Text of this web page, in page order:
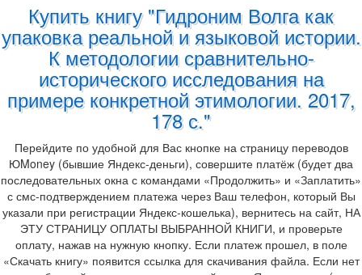
Купить книгу "Гидроним Волга как
упаковка реальной и языковой истории.
К методологии сравнительно-
исторического исследования на
примере конкретной этимологии. 2017,
178 с."
Перейдите по удобной для Вас кнопке на страницу переводов
ЮMoney (бывшие Яндекс-деньги), совершите платёж (будет два
последовательных окна с командами «Продолжить» и «Заплатить»
с смс-подтверждением платежа через Ваш телефон, который Вы
указали при регистрации Яндекс-кошелька), вернитесь на сайт, НА
ЭТУ СТРАНИЦУ ОПЛАТЫ ВЫБРАННОЙ КНИГИ, и проверьте
оплату, нажав на нужную кнопку. Если платеж прошел, в поле
«Скачать книгу» появится ссылка для скачивания файла. Если нет